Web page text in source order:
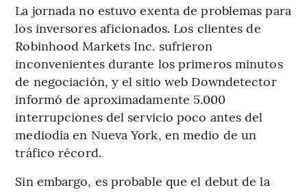
La jornada no estuvo exenta de problemas para
los inversores aficionados. Los clientes de
Robinhood Markets Inc. sufrieron
inconvenientes durante los primeros minutos
de negociación, y el sitio web Downdetector
informó de aproximadamente 5.000
interrupciones del servicio poco antes del
mediodía en Nueva York, en medio de un
tráfico récord.
Sin embargo, es probable que el debut de la